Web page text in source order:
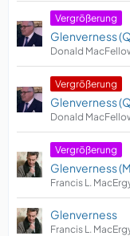
Vergrößerung
Glenverness
Donald
Vergrößerung
Glenverness
Donald
Vergrößerung
Glenverness
Francis L.
Glenverness
Francis L.